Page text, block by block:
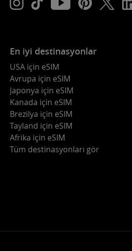
En iyi destinasyonlar
USA için eSIM
Avrupa için eSIM
Japonya için eSIM
Kanada için eSIM
Brezilya için eSIM
Tayland için eSIM
Afrika için eSIM
Tüm destinasyonları gör